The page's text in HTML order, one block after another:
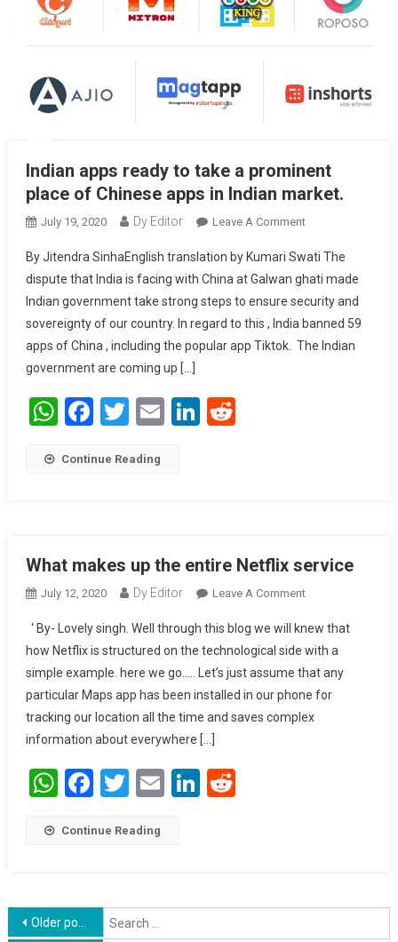
Indian apps ready to take a prominent
place of Chinese apps in Indian market.
July 19, 2020 Dy Editor Leave A CommentOn Indian Apps
Prominent Place
Of Chinese
Apps In Indian
Market.
By Jitendra SinhaEnglish translation by Kumari Swati The
dispute that India is facing with China at Galwan ghati made
Indian government take strong steps to ensure security and
sovereignty of our country. In regard to this , India banned 59
apps of China , including the popular app Tiktok. The Indian
government are coming up […]
WhatsApp
Facebook
Twitter
EmailLinkedIn
Continue Reading
What makes up the entire Netflix service
July 12, 2020 Dy Editor Leave A CommentOn What Makes
Netflix Service
‘ By- Lovely singh. Well through this blog we will knew that
how Netflix is structured on the technological side with a
simple example. here we go….. Let’s just assume that any
particular Maps app has been installed in our phone for
tracking our location all the time and saves complex
information about everywhere […]
WhatsApp
Facebook
Twitter
EmailLinkedIn
Continue Reading
Posts navigation
Older posts